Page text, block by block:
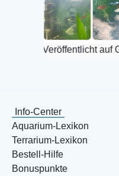
auf Google
Info-Center
Aquarium-Lexikon
Terrarium-Lexikon
Bestell-Hilfe
Bonuspunkte